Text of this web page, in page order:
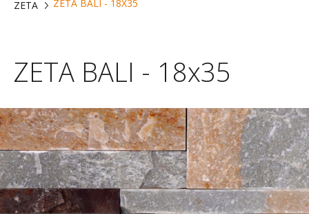
ZETA
ZETA BALI - 18X35
ZETA BALI - 18x35